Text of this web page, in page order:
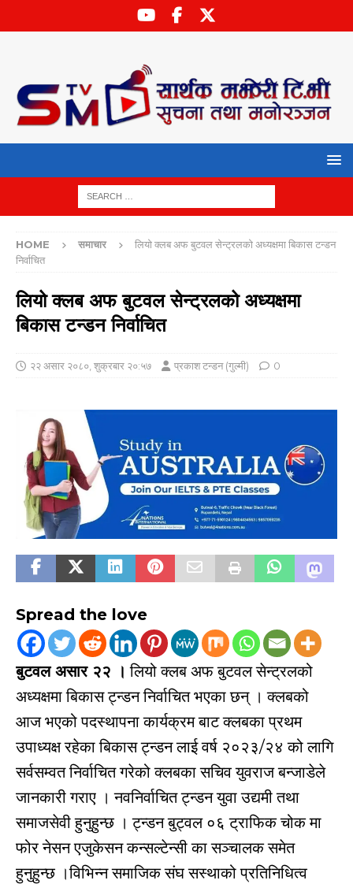
HOME समाचार
लियो क्लब अफ बुटवल सेन्ट्रलको अध्यक्षमा बिकास टन्डन
निर्वाचित
लियो क्लब अफ बुटवल सेन्ट्रलको अध्यक्षमा
बिकास टन्डन निर्वाचित
२२ असार २०८०, शुक्रबार २०:५७ प्रकाश टन्डन (गुल्मी) 0
Spread the love
बुटवल असार २२ । लियो क्लब अफ बुटवल सेन्ट्रलको
अध्यक्षमा बिकास ट्न्डन निर्वाचित भएका छन् । क्लबको
आज भएको पदस्थापना कार्यक्रम बाट क्लबका प्रथम
उपाध्यक्ष रहेका बिकास ट्न्डन लाई वर्ष २०२३/२४ को लागि
सर्वसम्वत निर्वाचित गरेको क्लबका सचिव युवराज बन्जाडेले
जानकारी गराए । नवनिर्वाचित ट्न्डन युवा उद्यमी तथा
समाजसेवी हुनुहुन्छ । ट्न्डन बुट्वल ०६ ट्राफिक चोक मा
फोर नेसन एजुकेसन कन्सल्टेन्सी का सञ्चालक समेत
हुनुहुन्छ ।विभिन्न समाजिक संघ सस्थाको प्रतिनिधित्व